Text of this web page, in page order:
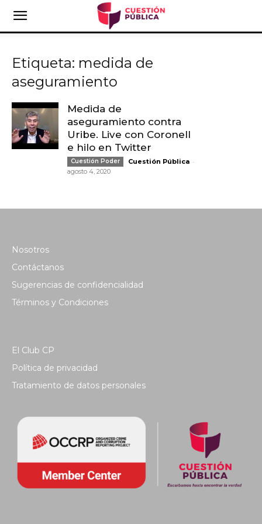
Etiqueta: medida de
aseguramiento
Medida de
aseguramiento contra
Uribe. Live con Coronell
e hilo en Twitter
Cuestión Poder Cuestión Pública -
agosto 4, 2020
Nosotros
Contáctanos
Sugerencias de confidencialidad
Términos y Condiciones
El Club CP
Política de privacidad
Tratamiento de datos personales